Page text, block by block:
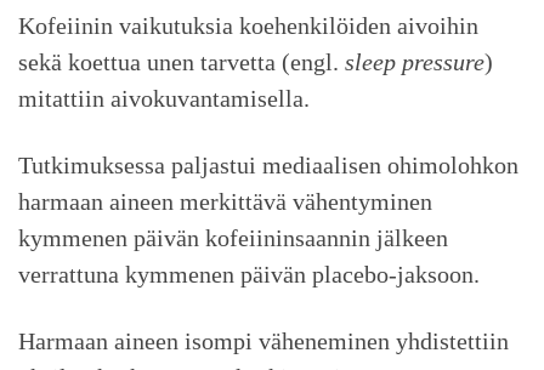
Kofeiinin vaikutuksia koehenkilöiden aivoihin
sekä koettua unen tarvetta (engl. sleep pressure)
mitattiin aivokuvantamisella.
Tutkimuksessa paljastui mediaalisen ohimolohkon
harmaan aineen merkittävä vähentyminen
kymmenen päivän kofeiininsaannin jälkeen
verrattuna kymmenen päivän placebo-jaksoon.
Harmaan aineen isompi väheneminen yhdistettiin